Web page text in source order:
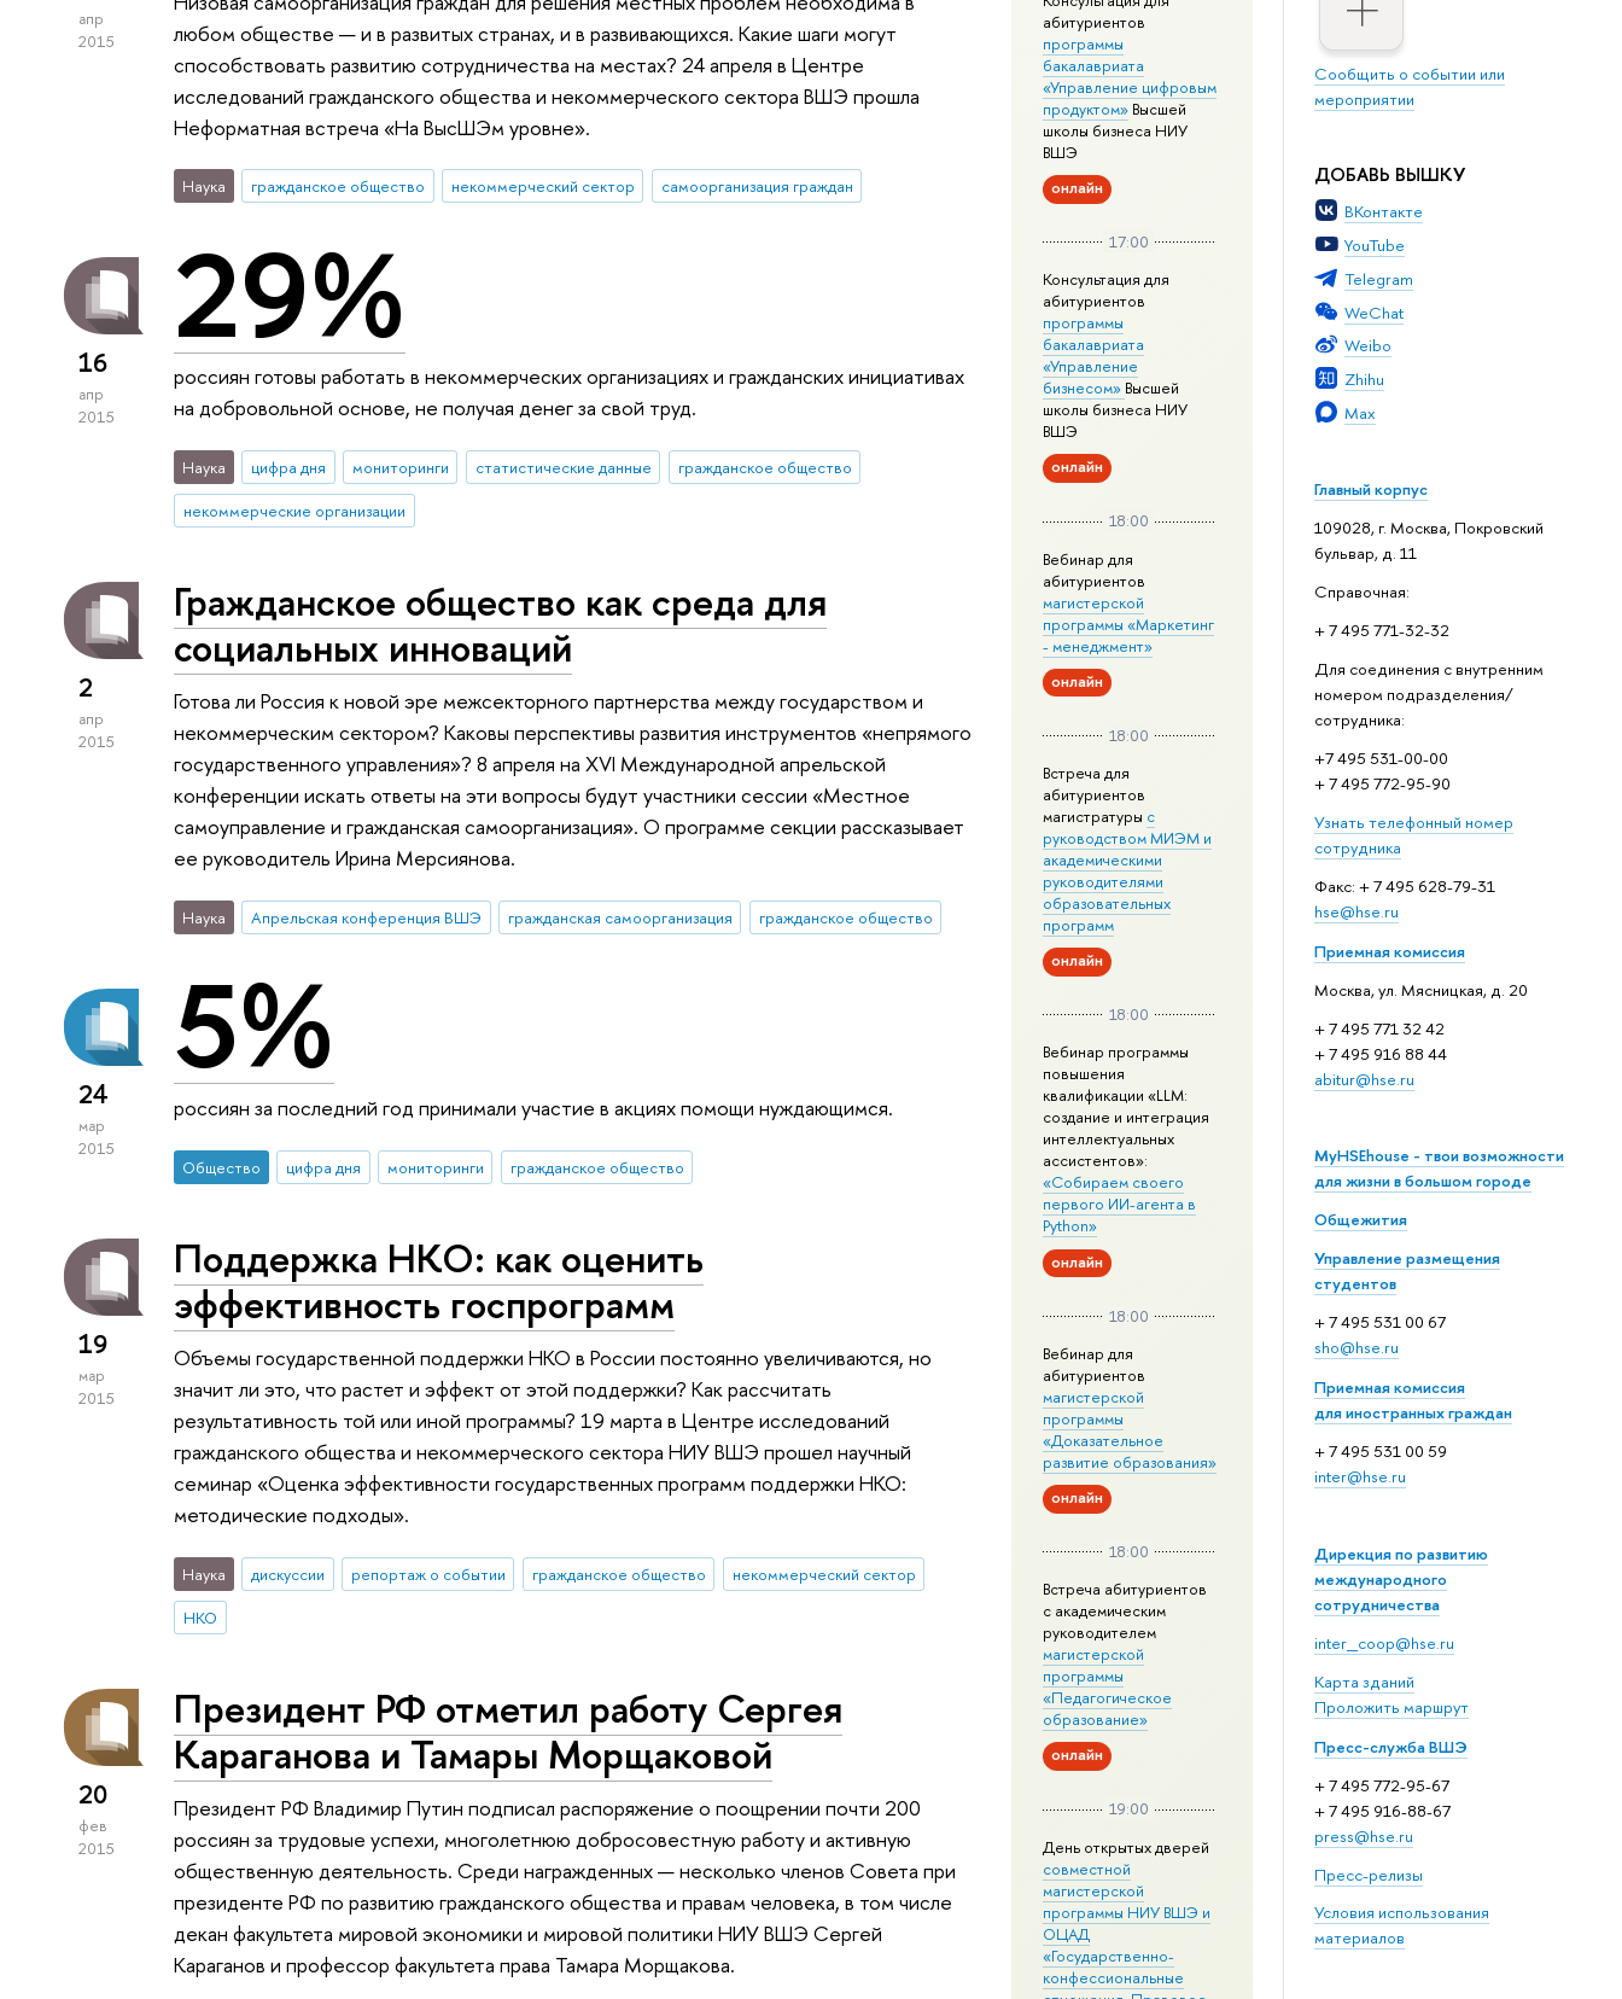
Сообщить о событии или
мероприятии
ДОБАВЬ ВЫШКУ
ВКонтакте
YouTube
Telegram
WeChat
Weibo
Zhihu
Max
Главный корпус
109028, г. Москва, Покровский
бульвар, д. 11
Справочная:
+ 7 495 771-32-32
Для соединения с внутренним
номером подразделения/
сотрудника:
+7 495 531-00-00
+ 7 495 772-95-90
Узнать телефонный номер
сотрудника
Факс: + 7 495 628-79-31
hse@hse.ru
Приемная комиссия
Москва, ул. Мясницкая, д. 20
+ 7 495 771 32 42
+ 7 495 916 88 44
abitur@hse.ru
MyHSEhouse - твои возможности
для жизни в большом городе
Общежития
Управление размещения
студентов
+ 7 495 531 00 67
sho@hse.ru
Приемная комиссия
для иностранных граждан
+ 7 495 531 00 59
inter@hse.ru
Дирекция по развитию
международного
сотрудничества
inter_coop@hse.ru
Карта зданий
Проложить маршрут
Пресс-служба ВШЭ
+ 7 495 772-95-67
+ 7 495 916-88-67
press@hse.ru
Пресс-релизы
Условия использования
материалов
абитуриентов
программы
бакалавриата
«Управление цифровым
продуктом»Высшей
школы бизнеса НИУ
ВШЭ
онлайн
17:00
Консультация для
абитуриентов
программы
бакалавриата
«Управление
бизнесом» Высшей
школы бизнеса НИУ
ВШЭ
онлайн
18:00
Вебинар для
абитуриентов
магистерской
программы «Маркетинг
- менеджмент»
онлайн
18:00
Встреча для
абитуриентов
магистратуры с
руководством МИЭМ и
академическими
руководителями
образовательных
программ
онлайн
18:00
Вебинар программы
повышения
квалификации «LLM:
создание и интеграция
интеллектуальных
ассистентов»:
«Собираем своего
первого ИИ-агента в
Python»
онлайн
18:00
Вебинар для
абитуриентов
магистерской
программы
«Доказательное
развитие образования»
онлайн
18:00
Встреча абитуриентов
с академическим
руководителем
магистерской
программы
«Педагогическое
образование»
онлайн
19:00
День открытых дверей
совместной
магистерской
программы НИУ ВШЭ и
ОЦАД
«Государственно-
конфессиональные
апр
2015
любом обществе — и в развитых странах, и в развивающихся. Какие шаги могут
способствовать развитию сотрудничества на местах? 24 апреля в Центре
исследований гражданского общества и некоммерческого сектора ВШЭ прошла
Неформатная встреча «На ВысШЭм уровне».
Наука гражданское общество некоммерческий сектор самоорганизация граждан
16
апр
2015
29%
россиян готовы работать в некоммерческих организациях и гражданских инициативах
на добровольной основе, не получая денег за свой труд.
Наука цифра дня мониторинги статистические данные
гражданское общество
некоммерческие организации
2
апр
2015
Гражданское общество как среда для
социальных инноваций
Готова ли Россия к новой эре межсекторного партнерства между государством и
некоммерческим сектором? Каковы перспективы развития инструментов «непрямого
государственного управления»? 8 апреля на XVI Международной апрельской
конференции искать ответы на эти вопросы будут участники сессии «Местное
самоуправление и гражданская самоорганизация». О программе секции рассказывает
ее руководитель Ирина Мерсиянова.
Наука Апрельская конференция ВШЭ гражданская самоорганизация гражданское общество
24
мар
2015
5%
россиян за последний год принимали участие в акциях помощи нуждающимся.
Общество цифра дня мониторинги гражданское общество
19
мар
2015
Поддержка НКО: как оценить
эффективность госпрограмм
Объемы государственной поддержки НКО в России постоянно увеличиваются, но
значит ли это, что растет и эффект от этой поддержки? Как рассчитать
результативность той или иной программы? 19 марта в Центре исследований
гражданского общества и некоммерческого сектора НИУ ВШЭ прошел научный
семинар «Оценка эффективности государственных программ поддержки НКО:
методические подходы».
Наука дискуссии репортаж о событии гражданское общество
некоммерческий сектор
НКО
20
фев
2015
Президент РФ отметил работу Сергея
Караганова и Тамары Морщаковой
Президент РФ Владимир Путин подписал распоряжение о поощрении почти 200
россиян за трудовые успехи, многолетнюю добросовестную работу и активную
общественную деятельность. Среди награжденных — несколько членов Совета при
президенте РФ по развитию гражданского общества и правам человека, в том числе
декан факультета мировой экономики и мировой политики НИУ ВШЭ Сергей
Караганов и профессор факультета права Тамара Морщакова.